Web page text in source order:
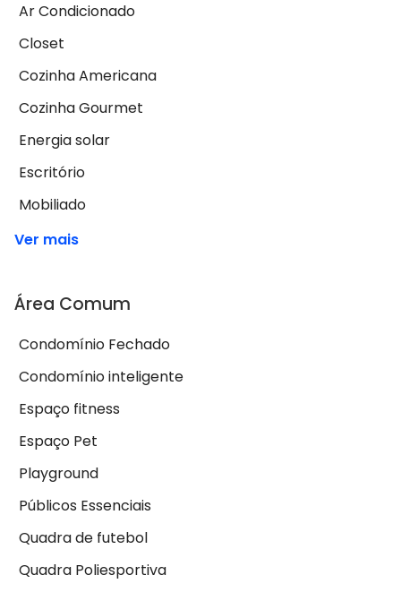
Ar Condicionado
Closet
Cozinha Americana
Cozinha Gourmet
Energia solar
Escritório
Mobiliado
Ver mais
Área Comum
Condomínio Fechado
Condomínio inteligente
Espaço fitness
Espaço Pet
Playground
Públicos Essenciais
Quadra de futebol
Quadra Poliesportiva